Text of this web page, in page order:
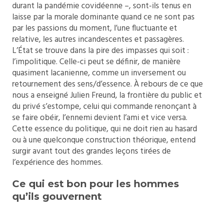
durant la pandémie covidéenne –, sont-ils tenus en
laisse par la morale dominante quand ce ne sont pas
par les passions du moment, l’une fluctuante et
relative, les autres incandescentes et passagères.
L’État se trouve dans la pire des impasses qui soit :
l’impolitique. Celle-ci peut se définir, de manière
quasiment lacanienne, comme un inversement ou
retournement des sens/d’essence. À rebours de ce que
nous a enseigné Julien Freund, la frontière du public et
du privé s’estompe, celui qui commande renonçant à
se faire obéir, l’ennemi devient l’ami et vice versa.
Cette essence du politique, qui ne doit rien au hasard
ou à une quelconque construction théorique, entend
surgir avant tout des grandes leçons tirées de
l’expérience des hommes.
Ce qui est bon pour les hommes
qu’ils gouvernent